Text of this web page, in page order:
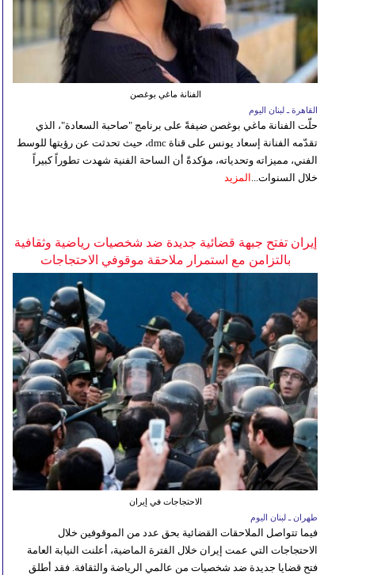
الفنانة ماغي بوغصن
القاهرة ـ لبنان اليوم
حلّت الفنانة ماغي بوغصن ضيفةً على برنامج "صاحبة السعادة"، الذي
تقدّمه الفنانة إسعاد يونس على قناة dmc، حيث تحدثت عن رؤيتها للوسط
الفني، مميزاته وتحدياته، مؤكدةً أن الساحة الفنية شهدت تطوراً كبيراً
خلال السنوات... المزيد
إيران تفتح جبهة قضائية جديدة ضد شخصيات رياضية وثقافية
بالتزامن مع استمرار ملاحقة موقوفي الاحتجاجات
الاحتجاجات في إيران
طهران ـ لبنان اليوم
فيما تتواصل الملاحقات القضائية بحق عدد من الموقوفين خلال
الاحتجاجات التي عمت إيران خلال الفترة الماضية، أعلنت النيابة العامة
فتح قضايا جديدة ضد شخصيات من عالمي الرياضة والثقافة. فقد أطلق